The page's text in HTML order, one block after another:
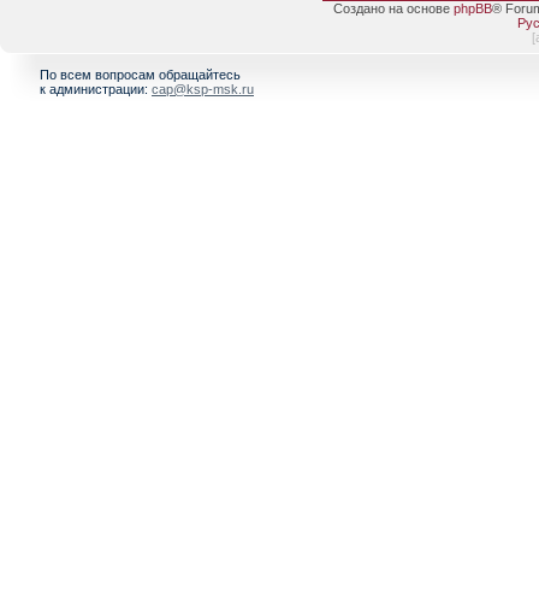
Создано на основе phpBB®
[
По всем вопросам обращайтесь
к администрации: cap@ksp-msk.ru